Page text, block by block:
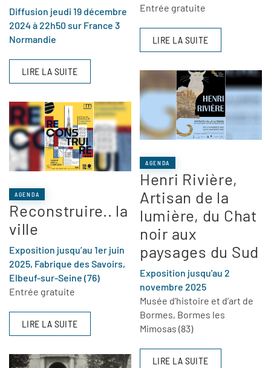
Diffusion jeudi 19 décembre
2024 à 22h50 sur France 3
Normandie
LIRE LA SUITE
AGENDA
Reconstruire.. la
ville
Exposition jusqu’au 1er juin
2025, Fabrique des Savoirs,
Elbeuf-sur-Seine (76)
Entrée gratuite
LIRE LA SUITE
Entrée gratuite
LIRE LA SUITE
AGENDA
Henri Rivière,
Artisan de la
lumière, du Chat
noir aux
paysages du Sud
Exposition jusqu'au 2
novembre 2025
Musée d’histoire et d’art de
Bormes, Bormes les
Mimosas (83)
LIRE LA SUITE